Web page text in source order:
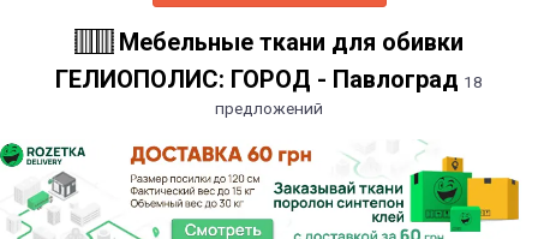
Мебельные ткани для обивки
ГЕЛИОПОЛИС: ГОРОД - Павлоград 18
предложений